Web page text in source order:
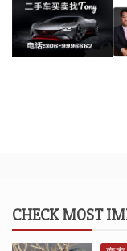
CHECK MOST